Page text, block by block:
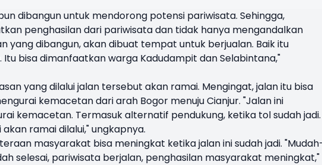
dibangun untuk mendorong potensi pariwisata. Sehingga,
penghasilan dari pariwisata dan tidak hanya mengandalkan
yang dibangun, akan dibuat tempat untuk berjualan. Baik itu
bisa dimanfaatkan warga Kadudampit dan Selabintana,"
yang dilalui jalan tersebut akan ramai. Mengingat, jalan itu bisa
kemacetan dari arah Bogor menuju Cianjur. "Jalan ini
kemacetan. Termasuk alternatif pendukung, ketika tol sudah jadi.
ramai dilalui," ungkapnya.
masyarakat bisa meningkat ketika jalan ini sudah jadi.
selesai, pariwisata berjalan, penghasilan masyarakat meningkat,"